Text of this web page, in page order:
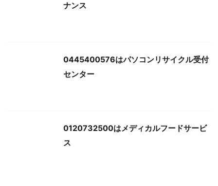
ナンス
0445400576はパソコンリサイクル受付
センター
0120732500はメディカルフードサービ
ス